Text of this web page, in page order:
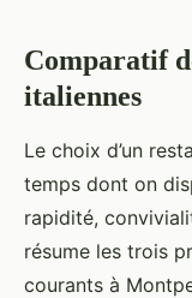
Comparatif
italiennes
Le choix d’un
temps dont on
rapidité,
résume les trois
courants à